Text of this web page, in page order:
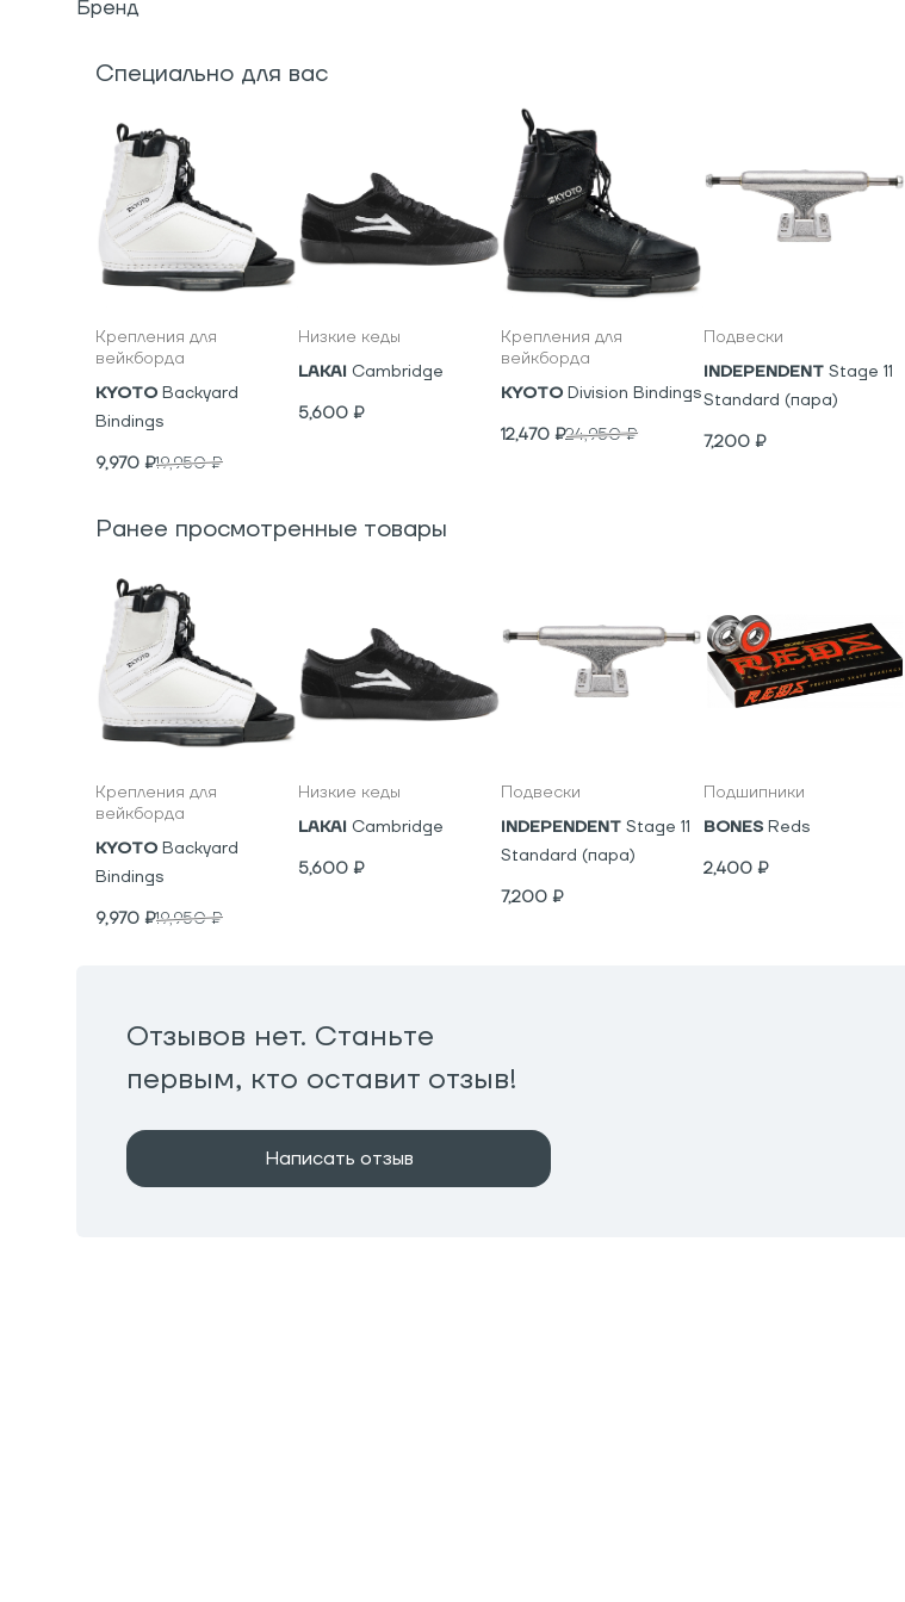
Бренд
Специально для вас
Крепления для
вейкборда
KYOTO Backyard
Bindings
9,970 ₽19,950₽
Низкие кеды
LAKAI Cambridge
5,600 ₽
Крепления для
вейкборда
KYOTO Division Bindings
12,470 ₽24,950₽
Подвески
INDEPENDENT Stage 11
Standard (пара)
7,200 ₽
Ранее просмотренные товары
Крепления для
вейкборда
KYOTO Backyard
Bindings
9,970 ₽19,950₽
Низкие кеды
LAKAI Cambridge
5,600 ₽
Подвески
INDEPENDENT Stage 11
Standard (пара)
7,200 ₽
Подшипники
BONES Reds
2,400 ₽
Отзывов нет. Станьте
первым, кто оставит отзыв!
Написать отзыв